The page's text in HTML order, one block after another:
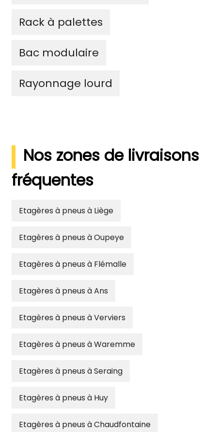
Rack à palettes
Bac modulaire
Rayonnage lourd
Nos zones de livraisons
fréquentes
Etagères à pneus à Liège
Etagères à pneus à Oupeye
Etagères à pneus à Flémalle
Etagères à pneus à Ans
Etagères à pneus à Verviers
Etagères à pneus à Waremme
Etagères à pneus à Seraing
Etagères à pneus à Huy
Etagères à pneus à Chaudfontaine